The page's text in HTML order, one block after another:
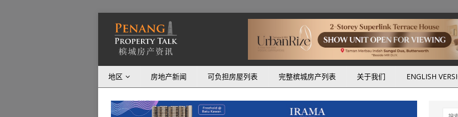
地区 房地产新闻 可负担房屋列表 完整槟城房产列表 关于我们 ENGLISH